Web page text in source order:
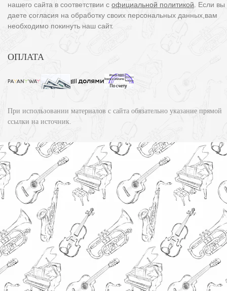
нашего сайта в соответствии с официальной политикой . Если
даете согласия на обработку своих персональных данных,вам
необходимо покинуть наш сайт.
ОПЛАТА
При использовании материалов с сайта обязательно указание прямой
ссылки на источник.